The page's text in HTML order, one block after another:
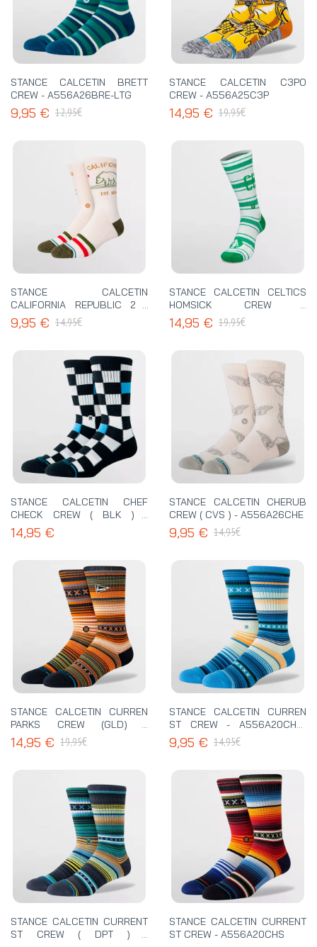
STANCE CALCETIN BRETT
CREW - A556A26BRE-LTG
9,95 € 12,95€
STANCE CALCETIN C3PO
CREW - A556A25C3P
14,95 € 19,95€
STANCE CALCETIN
CALIFORNIA REPUBLIC 2 (
OFW ) - A556D21CAL
9,95 € 14,95€
STANCE CALCETIN CELTICS
HOMSICK CREW -
A556D25CHC
14,95 € 19,95€
STANCE CALCETIN CHEF
CHECK CREW ( BLK ) -
A556A26CHF
14,95 €
STANCE CALCETIN CHERUB
CREW ( CVS ) - A556A26CHE
9,95 € 14,95€
STANCE CALCETIN CURREN
PARKS CREW (GLD) -
A556C25CUR
14,95 € 19,95€
STANCE CALCETIN CURREN
ST CREW - A556A20CHS-
CAP
9,95 € 14,95€
STANCE CALCETIN CURRENT
ST CREW ( DPT ) -
STANCE CALCETIN CURRENT
ST CREW - A556A20CHS